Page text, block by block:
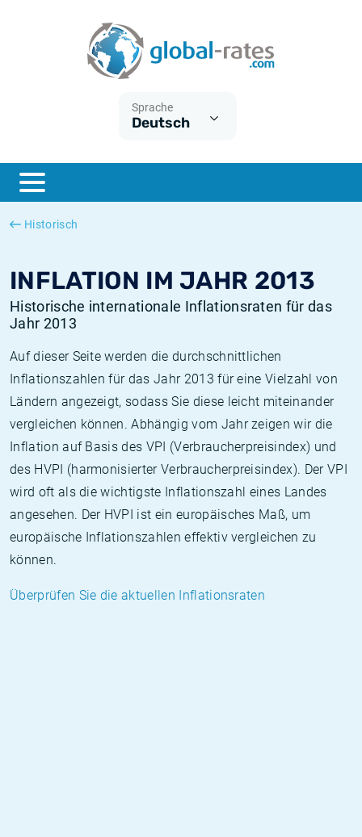
Sprache
Deutsch
Historisch
INFLATION IM JAHR 2013
Historische internationale Inflationsraten für das
Jahr 2013
Auf dieser Seite werden die durchschnittlichen
Inflationszahlen für das Jahr 2013 für eine Vielzahl von
Ländern angezeigt, sodass Sie diese leicht miteinander
vergleichen können. Abhängig vom Jahr zeigen wir die
Inflation auf Basis des VPI (Verbraucherpreisindex) und
des HVPI (harmonisierter Verbraucherpreisindex). Der VPI
wird oft als die wichtigste Inflationszahl eines Landes
angesehen. Der HVPI ist ein europäisches Maß, um
europäische Inflationszahlen effektiv vergleichen zu
können.
Überprüfen Sie die aktuellen Inflationsraten
ESTER
SONIA
Was ist die VPI-Inflation?
Was ist die HVPI-Inflation?
Deutsche inflation
Europäische inflation
Historische Euribor-Sätze
Historische ESTER-Sätze
Historische SOFR-Sätze
Historische SONIA-Sätze
Inflationsrechner